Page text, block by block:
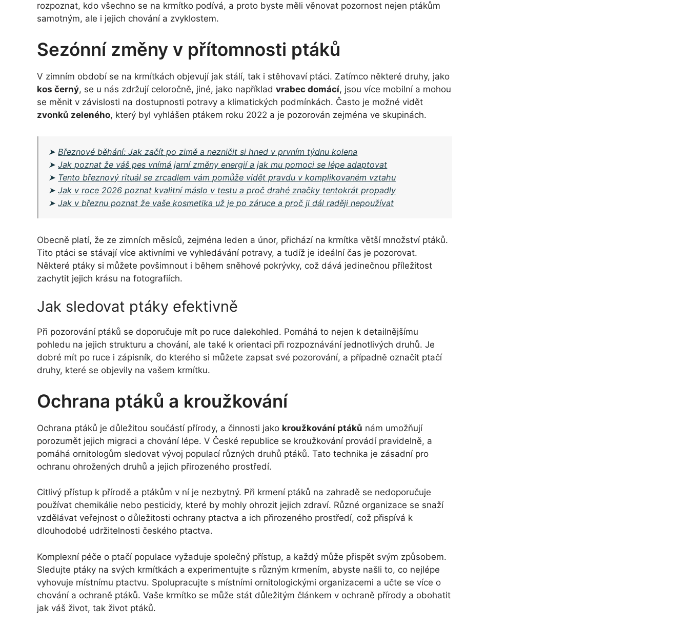
rozpoznat, kdo všechno se na krmítko podívá, a proto byste měli věnovat pozornost nejen ptákům
samotným, ale i jejich chování a zvyklostem.
Sezónní změny v přítomnosti ptáků
V zimním období se na krmítkách objevují jak stálí, tak i stěhovaví ptáci. Zatímco některé druhy, jako
kos černý, se u nás zdržují celoročně, jiné, jako například vrabec domácí, jsou více mobilní a mohou
se měnit v závislosti na dostupnosti potravy a klimatických podmínkách. Často je možné vidět
zvonků zeleného, který byl vyhlášen ptákem roku 2022 a je pozorován zejména ve skupinách.
➤ Březnové běhání: Jak začít po zimě a nezničit si hned v prvním týdnu kolena
➤Jak poznat že váš pes vnímá jarní změny energií a jak mu pomoci se lépe adaptovat
➤ Tento březnový rituál se zrcadlem vám pomůže vidět pravdu v komplikovaném vztahu
➤Jak v roce 2026 poznat kvalitní máslo v testu a proč drahé značky tentokrát propadly
➤Jak v březnu poznat že vaše kosmetika už je po záruce a proč ji dál raději nepoužívat
Obecně platí, že ze zimních měsíců, zejména leden a únor, přichází na krmítka větší množství ptáků.
Tito ptáci se stávají více aktivními ve vyhledávání potravy, a tudíž je ideální čas je pozorovat.
Některé ptáky si můžete povšimnout i během sněhové pokrývky, což dává jedinečnou příležitost
zachytit jejich krásu na fotografiích.
Jak sledovat ptáky efektivně
Při pozorování ptáků se doporučuje mít po ruce dalekohled. Pomáhá to nejen k detailnějšímu
pohledu na jejich strukturu a chování, ale také k orientaci při rozpoznávání jednotlivých druhů. Je
dobré mít po ruce i zápisník, do kterého si můžete zapsat své pozorování, a případně označit ptačí
druhy, které se objevily na vašem krmítku.
Ochrana ptáků a kroužkování
Ochrana ptáků je důležitou součástí přírody, a činnosti jako kroužkování ptáků nám umožňují
porozumět jejich migraci a chování lépe. V České republice se kroužkování provádí pravidelně, a
pomáhá ornitologům sledovat vývoj populací různých druhů ptáků. Tato technika je zásadní pro
ochranu ohrožených druhů a jejich přirozeného prostředí.
Citlivý přístup k přírodě a ptákům v ní je nezbytný. Při krmení ptáků na zahradě se nedoporučuje
používat chemikálie nebo pesticidy, které by mohly ohrozit jejich zdraví. Různé organizace se snaží
vzdělávat veřejnost o důležitosti ochrany ptactva a ich přirozeného prostředí, což přispívá k
dlouhodobé udržitelnosti českého ptactva.
Komplexní péče o ptačí populace vyžaduje společný přístup, a každý může přispět svým způsobem.
Sledujte ptáky na svých krmítkách a experimentujte s různým krmením, abyste našli to, co nejlépe
vyhovuje místnímu ptactvu. Spolupracujte s místními ornitologickými organizacemi a učte se více o
chování a ochraně ptáků. Vaše krmítko se může stát důležitým článkem v ochraně přírody a obohatit
jak váš život, tak život ptáků.